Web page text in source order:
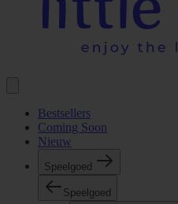
Bestsellers
Coming Soon
Nieuw
Speelgoed
Speelgoed